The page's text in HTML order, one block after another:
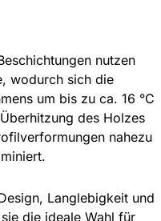
nutzen
wodurch sich die
um bis zu ca. 16 °C
des Holzes
nahezu
Langlebigkeit und
die ideale Wahl für